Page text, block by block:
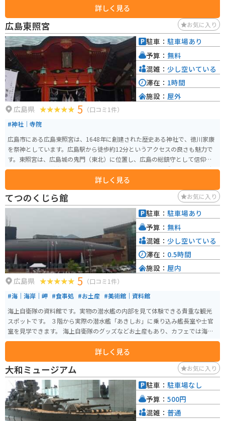
詳しく見る
広島東照宮 お気に入り
広島県 5 （口コミ1件）
#神社｜寺院
広島市にある広島東照宮は、1648年に創建された歴史ある神社で、徳川家康
を祭神としています。広島駅から徒歩約12分というアクセスの良さも魅力で
す。東照宮は、広島城の鬼門（東北）に位置し、広島の総鎮守として信仰を
集めています。 神社の見どころの一つは、被爆建物として残る唐門や手水舎
などで、これらは広島市の重要文化財に指定されています。特に唐門は江戸
時代初期の建築様式を今に伝える貴重な建造物です。広島東照宮は、厄除招
福、病気平癒、安産や子育てなどのご利益があるとされ、多くの参拝者が訪
れます。また、初宮詣や七五三などの行事も行われており、地域の人々に親
しまれています。
詳しく見る
駐車： 駐車場あり
予算： 無料
混雑： 少し空いている
滞在： 1時間
施設： 屋外
てつのくじら館 お気に入り
広島県 5 （口コミ1件）
#海｜海岸｜岬 #食事処 #お土産 #美術館｜資料館
海上自衛隊の資料館です。実物の潜水艦の内部を見て体験できる貴重な観光
スポットです。 ３階から実際の潜水艦「あきしお」に乗り込み艦長室や士官
室を見学できます。 海上自衛隊のグッズなどお土産もあり、カフェでは海軍
カレーや掃海フロート、あきしおパフェなどオリジナルメニューも楽しめま
す。 海沿いを走っていけば現役の潜水艦が停泊してることが多いので、タイ
ミングが良ければ見られます。
詳しく見る
駐車： 駐車場あり
予算： 無料
混雑： 少し空いている
滞在： 0.5時間
施設： 屋内
大和ミュージアム お気に入り
駐車： 駐車場なし
予算： 500円
混雑： 普通